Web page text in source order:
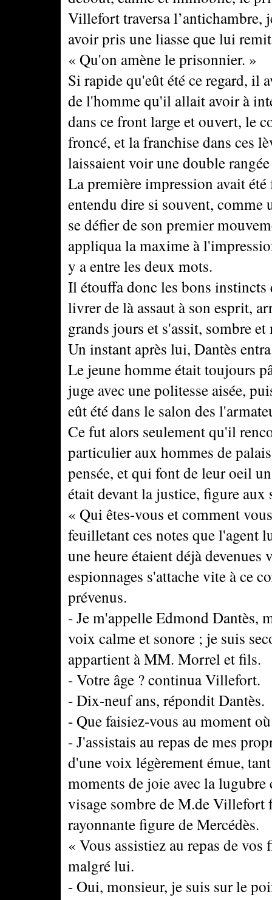
Villefort traversa l’antichambre,
avoir pris une liasse que lui
« Qu'on amène le prisonnier. »
Si rapide qu'eût été ce regard, il
de l'homme qu'il allait avoir à
dans ce front large et ouvert, le
froncé, et la franchise dans ces
laissaient voir une double
La première impression avait
entendu dire si souvent,
se défier de son premier
appliqua la maxime à
y a entre les deux mots.
Il étouffa donc les bons
livrer de là assaut à son esprit,
grands jours et s'assit, sombre
Un instant après lui, Dantès
Le jeune homme était toujours
juge avec une politesse aisée,
eût été dans le salon des
Ce fut alors seulement qu'il
particulier aux hommes de
pensée, et qui font de leur oeil
était devant la justice, figure aux
« Qui êtes-vous et comment
feuilletant ces notes que l'agent
une heure étaient déjà
espionnages s'attache vite à ce
prévenus.
- Je m'appelle Edmond Dantès,
voix calme et sonore ; je suis
appartient à MM. Morrel et fils.
- Votre âge ? continua Villefort.
- Dix-neuf ans, répondit Dantès.
- Que faisiez-vous au moment
- J'assistais au repas de mes
d'une voix légèrement émue,
moments de joie avec la
visage sombre de M.de
rayonnante figure de Mercédès.
« Vous assistiez au repas de
malgré lui.
- Oui, monsieur, je suis sur le